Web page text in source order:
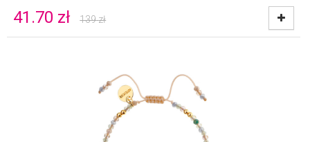
41.70 zł 139zł